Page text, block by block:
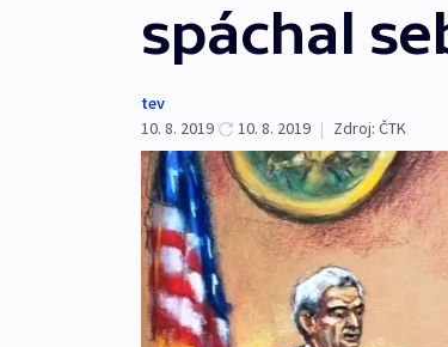
spáchal
tev
10. 8. 2019
10. 8. 2019 | Zdroj: ČTK